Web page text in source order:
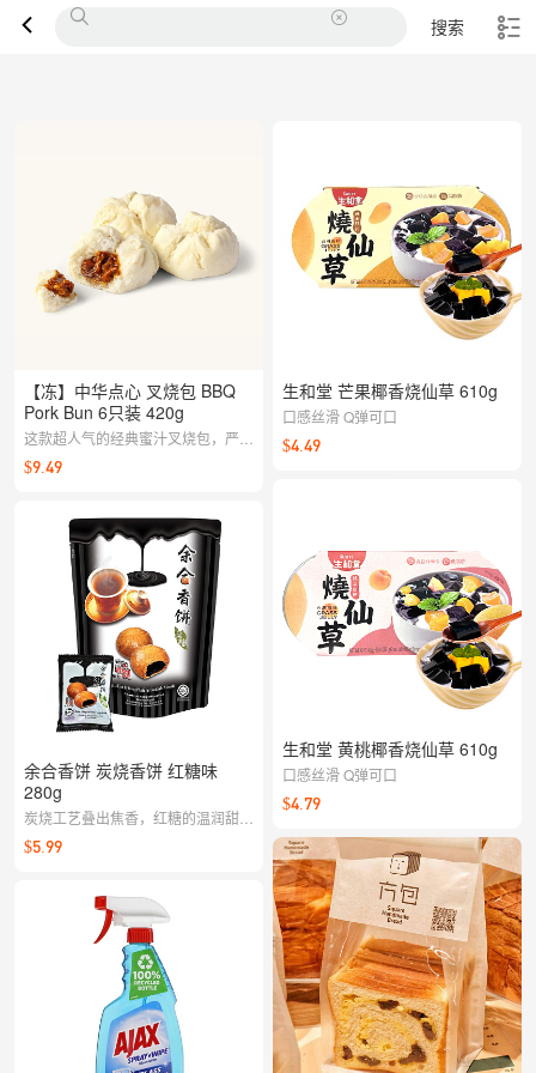
搜索
【冻】中华点心 叉烧包 BBQ
Pork Bun 6只装 420g
这款超人气的经典蜜汁叉烧包，严选
澳洲优质猪肉，经五香粉与私房秘制
酱汁悉心腌制慢炖。外皮松软如云
馅。一口咬下，浓郁肉香在舌尖绽
放，完美平衡了传统的甜美与咸香，
是您不容错过的温情美味。
$9.49
余合香饼 炭烧香饼 红糖味
280g
炭烧工艺叠出焦香，红糖的温润甜香
裹着酥脆口感，一口满足；搭配茶咖
更合拍，是办公室与下午茶的治愈小
$5.99
生和堂 芒果椰香烧仙草 610g
口感丝滑 Q弹可口
$4.49
生和堂 黄桃椰香烧仙草 610g
口感丝滑 Q弹可口
$4.79